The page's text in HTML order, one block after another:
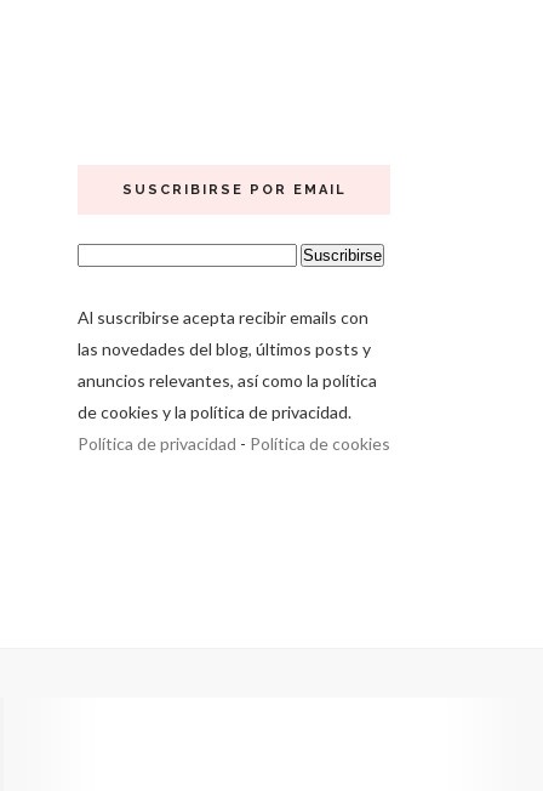
SUSCRIBIRSE POR EMAIL
Al suscribirse acepta recibir emails con
las novedades del blog, últimos posts y
anuncios relevantes, así como la política
de cookies y la política de privacidad.
Política de privacidad - Política de cookies